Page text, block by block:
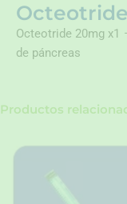
Octeotride 20mg
de páncreas
Productos